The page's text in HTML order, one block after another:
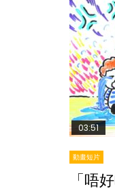
03:51
動畫短片
「唔